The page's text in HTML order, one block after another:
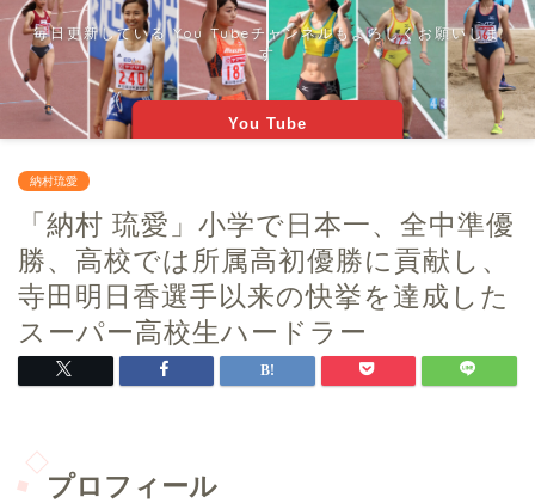
毎日更新している You Tubeチャンネルもよろしくお願いしま
す
You Tube
納村琉愛
「納村 琉愛」小学で日本一、全中準優
勝、高校では所属高初優勝に貢献し、
寺田明日香選手以来の快挙を達成した
スーパー高校生ハードラー
プロフィール